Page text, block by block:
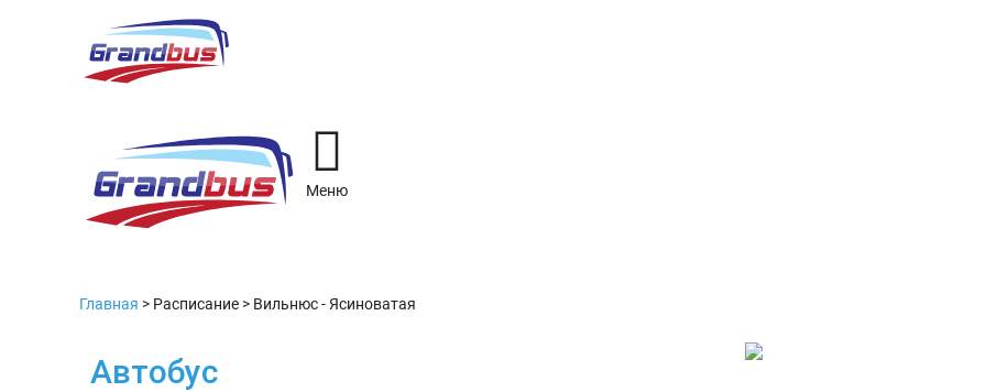
Меню
Главная > Расписание > Вильнюс - Ясиноватая
Автобус